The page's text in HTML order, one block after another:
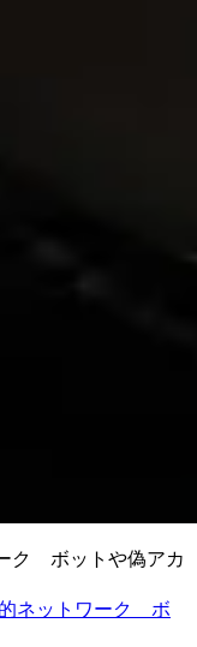
ク ボットや偽アカ
的ネットワーク ボ